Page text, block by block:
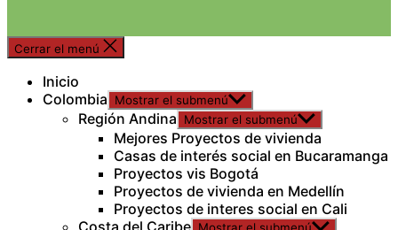
Cerrar el menú
Inicio
Colombia
Mostrar el submenú
Región Andina Mostrar el submenú
Mejores Proyectos de vivienda
Casas de interés social en Bucaramanga
Proyectos vis Bogotá
Proyectos de vivienda en Medellín
Proyectos de interes social en Cali
Costa del Caribe Mostrar el submenú